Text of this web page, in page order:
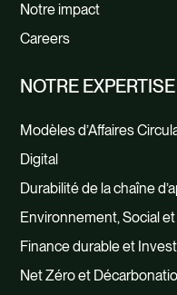
responsable
dans les décisions
droits de
d’esclavage dans
Notre impact
Careers
NOTRE EXPERTISE
Modèles d’Affaires
Digital
Durabilité de la chaîne
Environnement, Social
Finance durable et
Net Zéro et